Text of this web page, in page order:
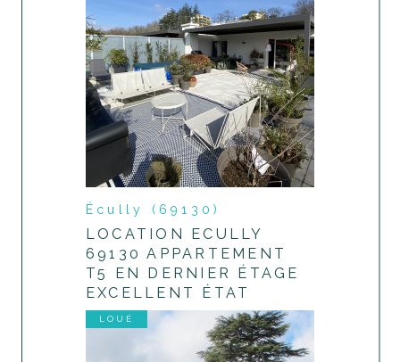
Écully (69130)
LOCATION ECULLY
69130 APPARTEMENT
T5 EN DERNIER ÉTAGE
EXCELLENT ÉTAT
LOUÉ